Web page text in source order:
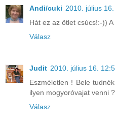
Andi/cuki 2010. július
Hát ez az ötlet csúcs!:-))
Válasz
Judit 2010. július 16.
Eszméletlen ! Bele
ilyen mogyoróvajat venni ?
Válasz